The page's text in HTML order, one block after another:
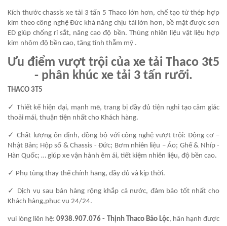
Kích thước chassis xe tải 3 tấn 5 Thaco lớn hơn, chế tạo từ thép hợp
kim theo công nghệ Đức khả năng chịu tải lớn hơn, bề mặt được sơn
ED giúp chống rỉ sắt, nâng cao độ bền. Thùng nhiên liệu vật liệu hợp
kim nhôm độ bền cao, tăng tính thẫm mỹ .
Ưu điểm vượt trội của xe tải Thaco 3t5
- phân khúc xe tải 3 tấn rưỡi.
THACO 3T5
✓ Thiết kế hiện đại, mạnh mẽ, trang bị đầy đủ tiện nghi tạo cảm giác
thoải mái, thuận tiện nhất cho Khách hàng.
✓ Chất lượng ổn định, đồng bộ với công nghệ vượt trội: Động cơ –
Nhật Bản; Hộp số & Chassis - Đức; Bơm nhiên liệu – Áo; Ghế & Nhíp -
Hàn Quốc; … giúp xe vận hành êm ái, tiết kiệm nhiên liệu, độ bền cao.
✓ Phụ tùng thay thế chính hãng, đầy đủ và kịp thời.
✓ Dịch vụ sau bán hàng rộng khắp cả nước, đảm bảo tốt nhất cho
Khách hàng,phục vụ 24/24.
vui lòng liên hệ:0938.907.076 - Thịnh Thaco Bảo Lộc, hân hạnh được